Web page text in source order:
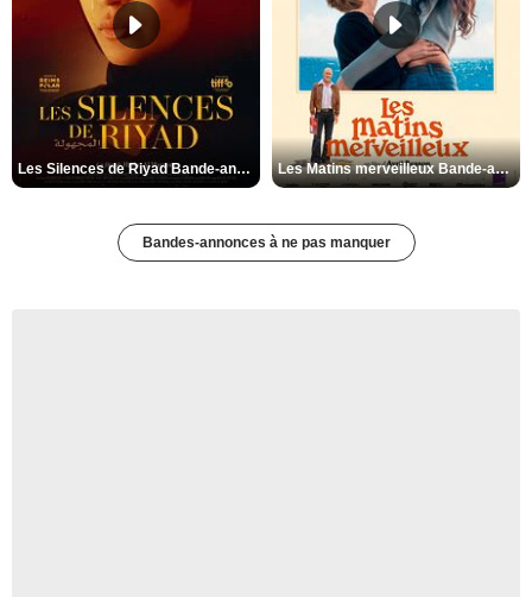
Les Silences de Riyad Bande-annonce VO STFR Les Matins merveilleux Bande-annonce VF
Bandes-annonces à ne pas manquer